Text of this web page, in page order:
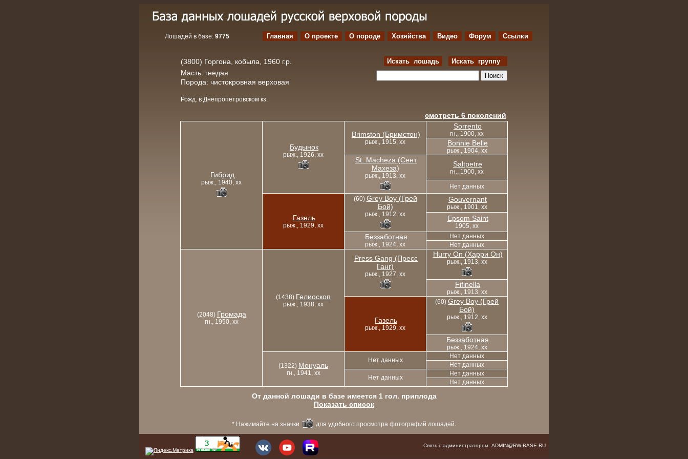
Лошадей в базе: 9775 Главная О проекте O породе Хозяйства Видео Форум Ссылки
(3800) Горгона, кобыла, 1960 г.р. Искать лошадь Искать группу
Масть: гнедая
Порода: чистокровная верховая
Рожд. в Днепропетровском кз.
смотреть 6 поколений
Гибрид
рыж., 1940, xx
Будынок
рыж., 1926, xx
Brimston (Бримстон)
рыж., 1915, xx
Sorrento
гн., 1900, xx
Bonnie Belle
рыж., 1904, xx
St. Macheza (Сент
Махеза)
рыж., 1913, xx
Saltpetre
гн., 1900, xx
Нет данных
Газель
рыж., 1929, xx
(60) Grey Boy (Грей
Бой)
рыж., 1912, xx
Gouvernant
рыж., 1901, xx
Epsom Saint
1905, xx
Беззаботная
рыж., 1924, xx
Нет данных
Нет данных
(2048) Громада
гн., 1950, xx
(1438) Гелиоскоп
рыж., 1938, xx
Press Gang (Пресс
Ганг)
рыж., 1927, xx
Hurry On (Харри Он)
рыж., 1913, xx
Fifinella
рыж., 1913, xx
Газель
рыж., 1929, xx
(60) Grey Boy (Грей
Бой)
рыж., 1912, xx
Беззаботная
рыж., 1924, xx
(1322) Монуаль
гн., 1941, xx
Нет данных
Нет данных
Нет данных
Нет данных
Нет данных
Нет данных
От данной лошади в базе имеется 1 гол. приплода
Показать список
* Нажимайте на значки для удобного просмотра фотографий лошадей.
Связь с администратором: ADMIN@RW-BASE.RU